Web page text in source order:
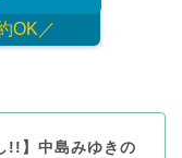
OK／
!!】中島みゆきの